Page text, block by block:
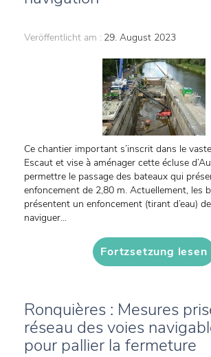
Veröffentlicht am : 29. August 2023
Ce chantier important s’inscrit dans le
Escaut et vise à aménager cette écluse
permettre le passage des bateaux qui
enfoncement de 2,80 m. Actuellement, les
présentent un enfoncement (tirant d’eau)
naviguer...
Fortzsetzung lesen
Ronquières : Mesures
réseau des voies
pour pallier la fermeture